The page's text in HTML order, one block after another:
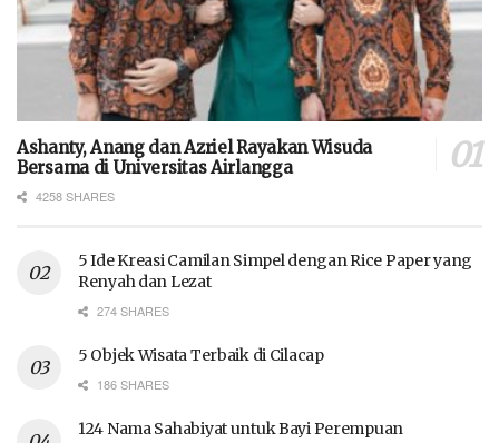
Ashanty, Anang dan Azriel Rayakan Wisuda
Bersama di Universitas Airlangga
4258 SHARES
5 Ide Kreasi Camilan Simpel dengan Rice Paper yang
Renyah dan Lezat
274 SHARES
5 Objek Wisata Terbaik di Cilacap
186 SHARES
124 Nama Sahabiyat untuk Bayi Perempuan